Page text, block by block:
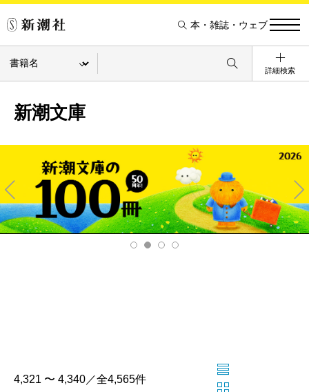
本・雑誌・ウェブ
詳細検索
新潮文庫
Pre
v
Ne
xt
4,321 〜 4,340／全4,565件